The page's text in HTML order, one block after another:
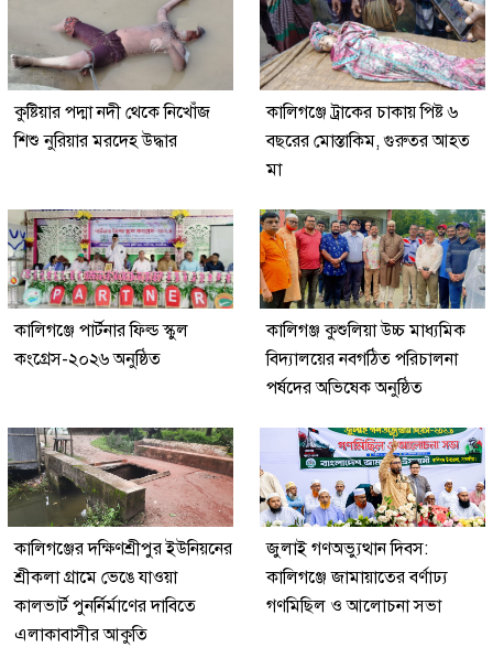
কুষ্টিয়ার পদ্মা নদী থেকে নিখোঁজ
শিশু নুরিয়ার মরদেহ উদ্ধার
কালিগঞ্জে ট্রাকের চাকায় পিষ্ট ৬
বছরের মোস্তাকিম, গুরুতর আহত
মা
কালিগঞ্জে পার্টনার ফিল্ড স্কুল
কংগ্রেস-২০২৬ অনুষ্ঠিত
কালিগঞ্জ কুশুলিয়া উচ্চ মাধ্যমিক
বিদ্যালয়ের নবগঠিত পরিচালনা
পর্ষদের অভিষেক অনুষ্ঠিত
কালিগঞ্জের দক্ষিণশ্রীপুর ইউ‌নিয়‌নের
শ্রীকলা গ্রা‌মে ভেঙে যাওয়া
কালভার্ট পুনর্নির্মাণের দাবিতে
এলাকাবাসীর আকুতি
জুলাই গণঅভ্যুত্থান দিবস:
কালিগঞ্জে জামায়াতের বর্ণাঢ্য
গণমিছিল ও আলোচনা সভা